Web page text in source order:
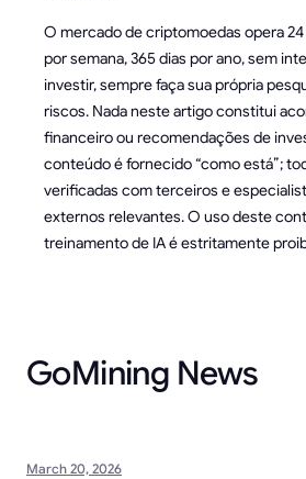
O mercado de criptomoedas opera 24
por semana, 365 dias por ano, sem
investir, sempre faça sua própria
riscos. Nada neste artigo constitui
financeiro ou recomendações de
conteúdo é fornecido “como está”;
verificadas com terceiros e
externos relevantes. O uso deste
treinamento de IA é estritamente
GoMining News
March 20, 2026